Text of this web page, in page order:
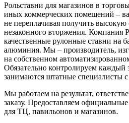
Рольставни для магазинов в
иных коммерческих помещений –
не переплачивая получить высокую
незаконного вторжения. Компания
качественные рулонные ставни на
алюминия. Мы – производитель,
на собственном
Обязательно контролируем каждый
занимаются штатные специалисты
Мы работаем на результат,
заказу. Предоставляем
для ТЦ, павильонов и магазинов.